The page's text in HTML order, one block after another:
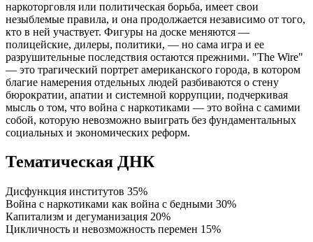
наркоторговля или политическая борьба, имеет свои
незыблемые правила, и она продолжается независимо от того,
кто в ней участвует. Фигуры на доске меняются —
полицейские, дилеры, политики, — но сама игра и ее
разрушительные последствия остаются прежними. "The Wire"
— это трагический портрет американского города, в котором
благие намерения отдельных людей разбиваются о стену
бюрократии, апатии и системной коррупции, подчеркивая
мысль о том, что война с наркотиками — это война с самими
собой, которую невозможно выиграть без фундаментальных
социальных и экономических реформ.
Тематическая ДНК
Дисфункция институтов 35%
Война с наркотиками как война с бедными 30%
Капитализм и дегуманизация 20%
Цикличность и невозможность перемен 15%